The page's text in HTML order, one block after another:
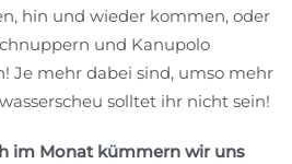
hin und wieder kommen, oder
und Kanupolo
Je mehr dabei sind, umso mehr
solltet ihr nicht sein!
im Monat kümmern wir uns